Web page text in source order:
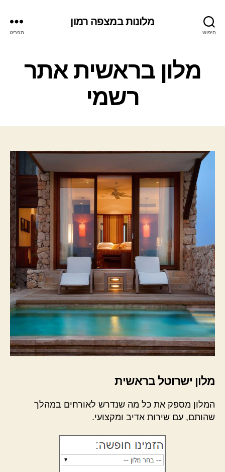
חיפוש
מלונות במצפה רמון
תפריט
ק
ט
ו
ר
ו
מלון בראשית אתר
רשמי
מלון ישרוטל בראשית
המלון מספק את כל מה שנדרש לאורחים במהלך
שהותם, עם שירות אדיב ומקצועי.